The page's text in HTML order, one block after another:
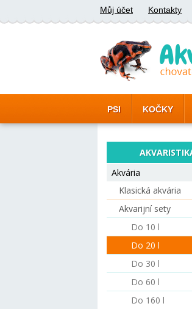
Můj účet Kontakty
PSI KOČKY
Akvária
Klasická akvária
Akvarijní sety
Do 10 l
Do 20 l
Do 30 l
Do 60 l
Do 160 l